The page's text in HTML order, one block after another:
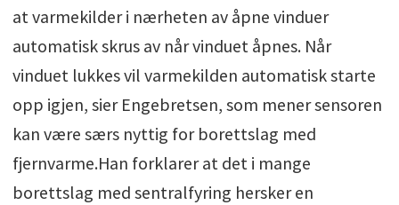
at varmekilder i nærheten av åpne vinduer
automatisk skrus av når vinduet åpnes. Når
vinduet lukkes vil varmekilden automatisk starte
opp igjen, sier Engebretsen, som mener sensoren
kan være særs nyttig for borettslag med
fjernvarme.Han forklarer at det i mange
borettslag med sentralfyring hersker en